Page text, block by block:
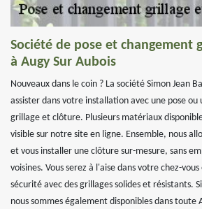
Société de pose et changement
à Augy Sur Aubois
Nouveaux dans le coin ? La société Simon Jean
assister dans votre installation avec une pose ou
grillage et clôture. Plusieurs matériaux
visible sur notre site en ligne. Ensemble, nous
et vous installer une clôture sur-mesure, sans
voisines. Vous serez à l'aise dans votre chez-
sécurité avec des grillages solides et résistants.
nous sommes également disponibles dans toute